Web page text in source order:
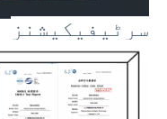
سرٹیفیکیشنز